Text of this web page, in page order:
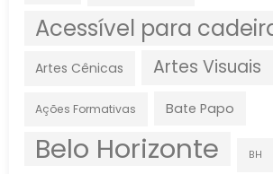
Acessível para
Artes Cênicas Artes Visuais
Ações Formativas Bate Papo
Belo Horizonte BH